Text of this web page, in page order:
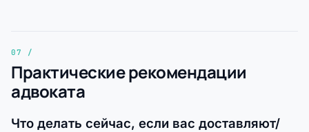
Практические рекомендации
адвоката
Что делать сейчас, если вас доставляют/